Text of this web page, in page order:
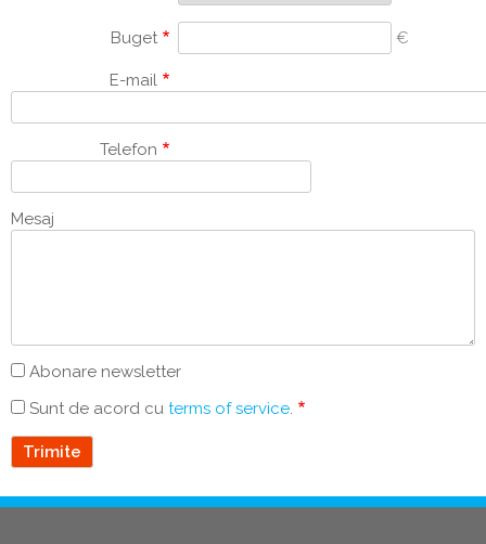
Buget €
E-mail
Telefon
Mesaj
Abonare newsletter
Sunt de acord cu terms of service.